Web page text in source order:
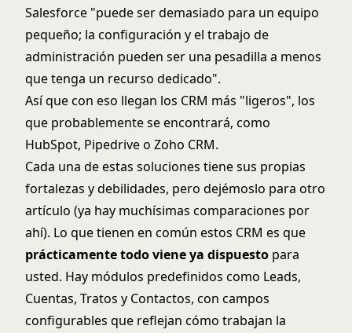
Salesforce "puede ser demasiado para un equipo
pequeño; la configuración y el trabajo de
administración pueden ser una pesadilla a menos
que tenga un recurso dedicado".
Así que con eso llegan los CRM más "ligeros", los
que probablemente se encontrará, como
HubSpot, Pipedrive o Zoho CRM.
Cada una de estas soluciones tiene sus propias
fortalezas y debilidades, pero dejémoslo para otro
artículo (ya hay muchísimas comparaciones por
ahí). Lo que tienen en común estos CRM es que
prácticamente todo viene ya dispuesto para
usted. Hay módulos predefinidos como Leads,
Cuentas, Tratos y Contactos, con campos
configurables que reflejan cómo trabajan la